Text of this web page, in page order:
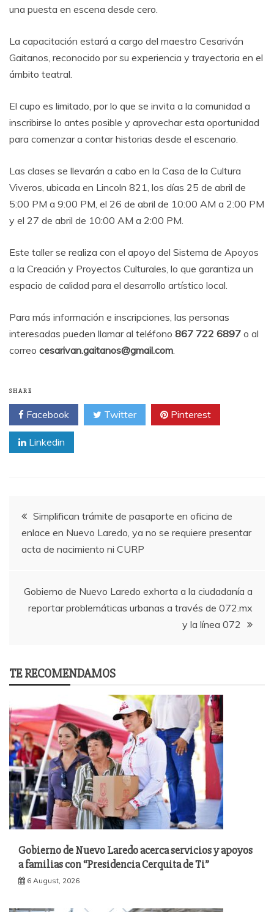
una puesta en escena desde cero.
La capacitación estará a cargo del maestro Cesariván
Gaitanos, reconocido por su experiencia y trayectoria en el
ámbito teatral.
El cupo es limitado, por lo que se invita a la comunidad a
inscribirse lo antes posible y aprovechar esta oportunidad
para comenzar a contar historias desde el escenario.
Las clases se llevarán a cabo en la Casa de la Cultura
Viveros, ubicada en Lincoln 821, los días 25 de abril de
5:00 PM a 9:00 PM, el 26 de abril de 10:00 AM a 2:00 PM
y el 27 de abril de 10:00 AM a 2:00 PM.
Este taller se realiza con el apoyo del Sistema de Apoyos
a la Creación y Proyectos Culturales, lo que garantiza un
espacio de calidad para el desarrollo artístico local.
Para más información e inscripciones, las personas
interesadas pueden llamar al teléfono 867 722 6897 o al
correo cesarivan.gaitanos@gmail.com.
SHARE
Facebook Twitter Pinterest
Linkedin
Post
navigation
Simplifican trámite de pasaporte en oficina de
enlace en Nuevo Laredo, ya no se requiere presentar
acta de nacimiento ni CURP
Gobierno de Nuevo Laredo exhorta a la ciudadanía a
reportar problemáticas urbanas a través de 072.mx
y la línea 072
TE RECOMENDAMOS
Gobierno de Nuevo Laredo acerca servicios y apoyos
a familias con “Presidencia Cerquita de Ti”
6 August, 2026